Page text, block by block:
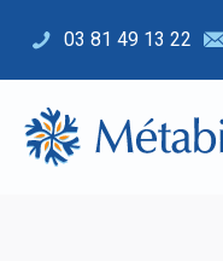
03 81 49 13 22